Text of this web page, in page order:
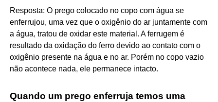
Resposta: O prego colocado no copo com água se
enferrujou, uma vez que o oxigênio do ar juntamente com
a água, tratou de oxidar este material. A ferrugem é
resultado da oxidação do ferro devido ao contato com o
oxigênio presente na água e no ar. Porém no copo vazio
não acontece nada, ele permanece intacto.
Quando um prego enferruja temos uma